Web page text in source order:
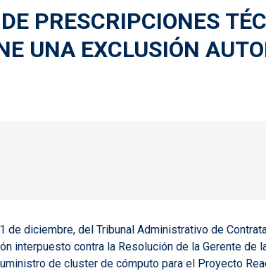
PRESCRIPCIONES
UNA EXCLUSIÓN
diciembre, del Tribunal Administrativo de
interpuesto contra la Resolución de la Gerente de
de cluster de cómputo para el Proyecto